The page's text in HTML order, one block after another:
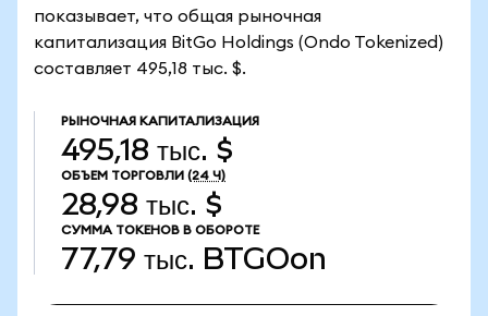
показывает, что общая рыночная
капитализация BitGo Holdings (Ondo Tokenized)
составляет 495,18 тыс. $.
РЫНОЧНАЯ КАПИТАЛИЗАЦИЯ
495,18 тыс. $
ОБЪЕМ ТОРГОВЛИ (24 Ч)
28,98 тыс. $
СУММА ТОКЕНОВ В ОБОРОТЕ
77,79 тыс. BTGOon